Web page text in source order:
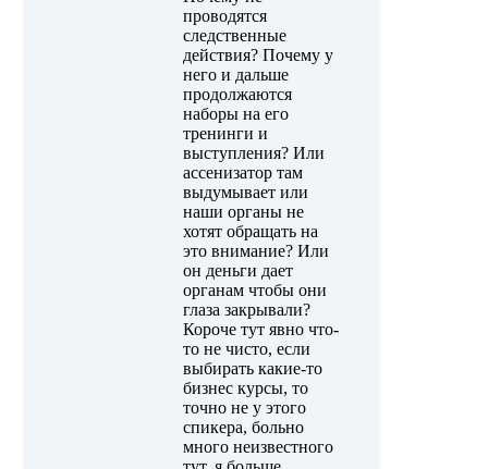
проводятся
следственные
действия? Почему у
него и дальше
продолжаются
наборы на его
тренинги и
выступления? Или
ассенизатор там
выдумывает или
наши органы не
хотят обращать на
это внимание? Или
он деньги дает
органам чтобы они
глаза закрывали?
Короче тут явно что-
то не чисто, если
выбирать какие-то
бизнес курсы, то
точно не у этого
спикера, больно
много неизвестного